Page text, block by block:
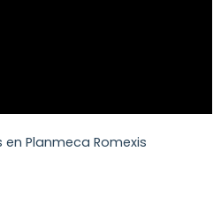
Planmeca Romexis